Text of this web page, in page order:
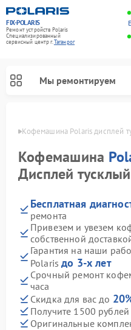
FIX-POLARIS
Ремонт устройств Polaris
Специализированный
cервисный центр г.Таганрог
Мы ремонтируем
Кофемашина Polaris дисплей
Кофемашина
Дисплей
Бесплатная
ремонта
Привезем и увезем
собственной
Гарантия на наши
Polarisдо 3-х лет
Срочный ремонт
часа
Скидка для вас до
Получите 1500
Оригинальные